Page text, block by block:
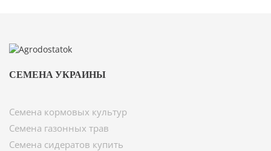
СЕМЕНА УКРАИНЫ
Семена кормовых культур
Семена газонных трав
Семена сидератов купить